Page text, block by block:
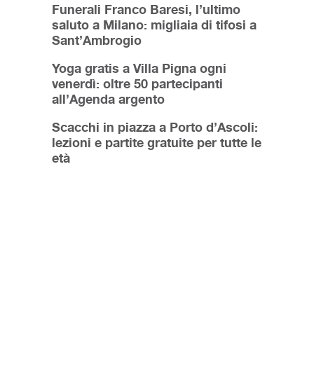
Funerali Franco Baresi, l’ultimo
saluto a Milano: migliaia di tifosi a
Sant’Ambrogio
Yoga gratis a Villa Pigna ogni
venerdì: oltre 50 partecipanti
all’Agenda argento
Scacchi in piazza a Porto d’Ascoli:
lezioni e partite gratuite per tutte le
età